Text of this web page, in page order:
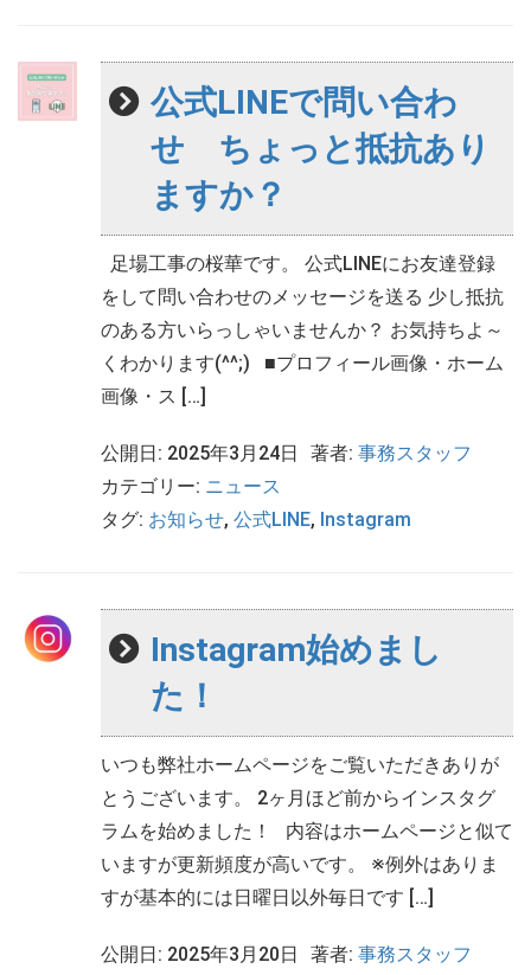
公式LINEで問い合わ
せ ちょっと抵抗あり
ますか？
足場工事の桜華です。 公式LINEにお友達登録
をして問い合わせのメッセージを送る 少し抵抗
のある方いらっしゃいませんか？ お気持ちよ～
くわかります(^^;) ■プロフィール画像・ホーム
画像・ス […]
公開日: 2025年3月24日 著者: 事務スタッフ
カテゴリー: ニュース
タグ: お知らせ, 公式LINE, Instagram
Instagram始めまし
た！
いつも弊社ホームページをご覧いただきありが
とうございます。 2ヶ月ほど前からインスタグ
ラムを始めました！ 内容はホームページと似て
いますが更新頻度が高いです。 ※例外はありま
すが基本的には日曜日以外毎日です […]
公開日: 2025年3月20日 著者: 事務スタッフ